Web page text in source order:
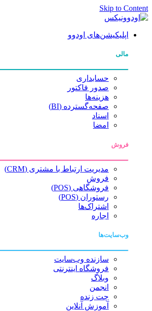
Skip to
اپلیکیشن‌های اودوو
حسابداری
صدور فاکتور
هزینه‌ها
صفحه‌گسترده (BI)
اسناد
امضا
فروش
مدیریت ارتباط با مشتری (CRM)
فروش
فروشگاهی (POS)
رستوران (POS)
اشتراک‌ها
اجاره
وب‌سایت‌ها
سازنده وب‌سایت
فروشگاه اینترنتی
وبلاگ
انجمن
چت زنده
آموزش آنلاین